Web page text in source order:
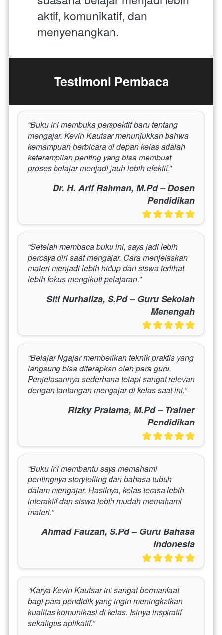
aktif, komunikatif, dan
menyenangkan.
Testimoni Pembaca
“Buku ini membuka perspektif baru tentang
mengajar. Kevin Kautsar menunjukkan bahwa
kemampuan berbicara di depan kelas adalah
keterampilan penting yang bisa membuat
proses belajar menjadi jauh lebih efektif.”
Dr. H. Arif Rahman, M.Pd – Dosen
Pendidikan
“Setelah membaca buku ini, saya jadi lebih
percaya diri saat mengajar. Cara menjelaskan
materi menjadi lebih hidup dan siswa terlihat
lebih fokus mengikuti pelajaran.”
Siti Nurhaliza, S.Pd – Guru Sekolah
Menengah
“Belajar Ngajar memberikan teknik praktis yang
langsung bisa diterapkan oleh para guru.
Penjelasannya sederhana tetapi sangat relevan
dengan tantangan mengajar di kelas saat ini.”
Rizky Pratama, M.Pd – Trainer
Pendidikan
“Buku ini membantu saya memahami
pentingnya storytelling dan bahasa tubuh
dalam mengajar. Hasilnya, kelas terasa lebih
interaktif dan siswa lebih mudah memahami
materi.”
Ahmad Fauzan, S.Pd – Guru Bahasa
Indonesia
“Karya Kevin Kautsar ini sangat bermanfaat
bagi para pendidik yang ingin meningkatkan
kualitas komunikasi di kelas. Isinya inspiratif
sekaligus aplikatif.”